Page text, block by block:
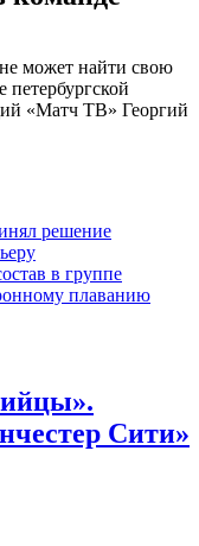
может найти свою
петербургской
«Матч ТВ» Георгий
решение
в группе
плаванию
Сити»